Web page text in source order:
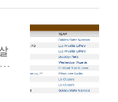
야